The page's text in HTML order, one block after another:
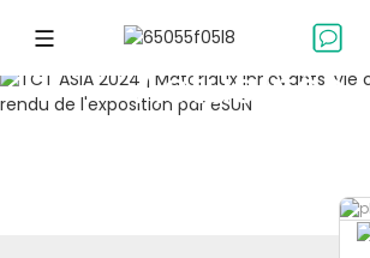
Actualités
expositions